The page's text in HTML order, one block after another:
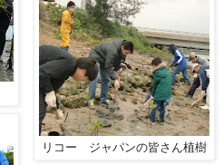
リコー ジャパンの皆さん植樹